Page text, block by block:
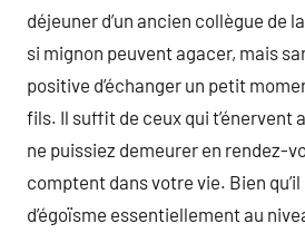
déjeuner d’un ancien collègue de
si mignon peuvent agacer, mais
positive d’échanger un petit
fils. Il suffit de ceux qui t’énervent
ne puissiez demeurer en rendez-
comptent dans votre vie. Bien
d’égoïsme essentiellement au